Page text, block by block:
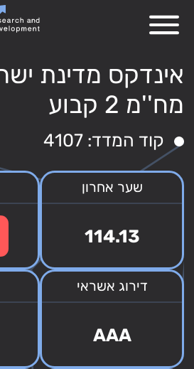
אינדקס מדינת
מח''מ 2 קבוע
קוד המדד: 4107
שער אחרון
114.13
דירוג אשראי
AAA